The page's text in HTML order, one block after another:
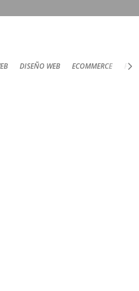
ECOMMERCE FOTOGRAFÍA DE